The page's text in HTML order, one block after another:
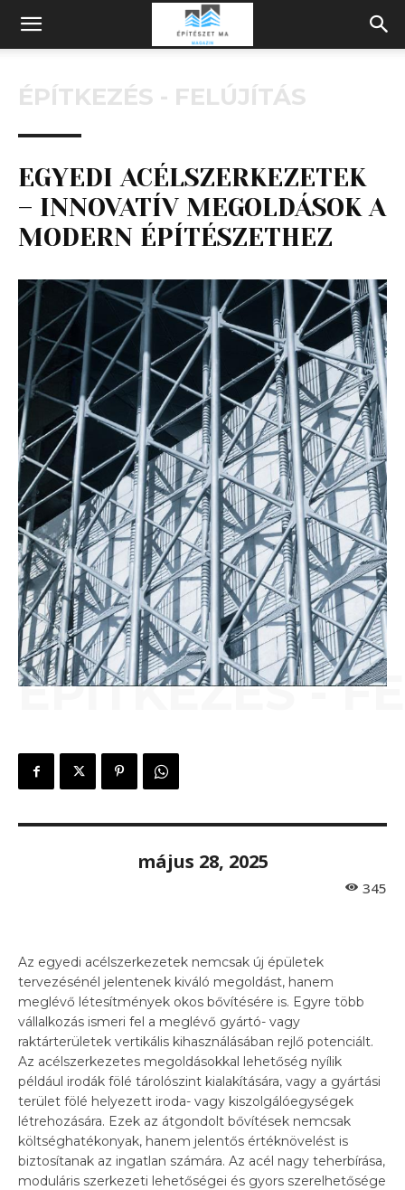
Építeszeti
Magazin
ÉPÍTKEZÉS - FELÚJÍTÁS
EGYEDI ACÉLSZERKEZETEK
– INNOVATÍV MEGOLDÁSOK A
MODERN ÉPÍTÉSZETHEZ
ÉPÍTKEZÉS -
május 28, 2025
345
Az egyedi acélszerkezetek nemcsak új épületek
tervezésénél jelentenek kiváló megoldást, hanem
meglévő létesítmények okos bővítésére is. Egyre több
vállalkozás ismeri fel a meglévő gyártó- vagy
raktárterületek vertikális kihasználásában rejlő potenciált.
Az acélszerkezetes megoldásokkal lehetőség nyílik
például irodák fölé tárolószint kialakítására, vagy a gyártási
terület fölé helyezett iroda- vagy kiszolgálóegységek
létrehozására. Ezek az átgondolt bővítések nemcsak
költséghatékonyak, hanem jelentős értéknövelést is
biztosítanak az ingatlan számára. Az acél nagy teherbírása,
moduláris szerkezeti lehetőségei és gyors szerelhetősége